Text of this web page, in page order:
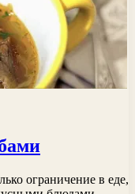
ограничение в еде,